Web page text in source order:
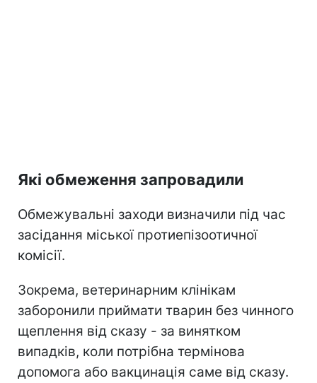
Які обмеження запровадили
Обмежувальні заходи визначили під час
засідання міської протиепізоотичної
комісії.
Зокрема, ветеринарним клінікам
заборонили приймати тварин без чинного
щеплення від сказу - за винятком
випадків, коли потрібна термінова
допомога або вакцинація саме від сказу.